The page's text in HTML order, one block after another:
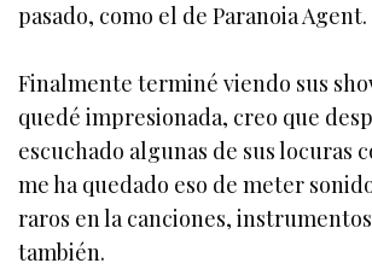
pasado, como el de Paranoia Agent.
Finalmente terminé viendo sus
quedé impresionada, creo que
escuchado algunas de sus locuras
me ha quedado eso de meter
raros en la canciones,
también.